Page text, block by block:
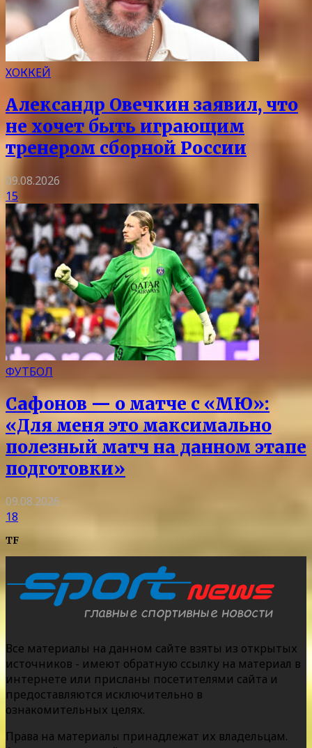
ХОККЕЙ
Александр Овечкин заявил, что
не хочет быть играющим
тренером сборной России
09.08.2026
15
ФУТБОЛ
Сафонов — о матче с «МЮ»:
«Для меня это максимально
полезный матч на данном этапе
подготовки»
09.08.2026
18
TF
Все материалы на данном сайте взяты из открытых
источников - имеют обратную ссылку на материал в
интернете или присланы посетителями сайта и
предоставляются исключительно в
ознакомительных целях.
Права на материалы принадлежат их владельцам.